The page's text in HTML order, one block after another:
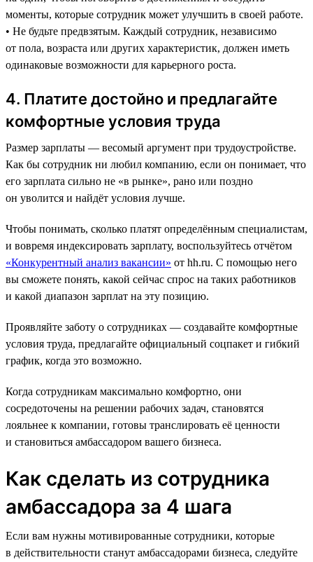
моменты, которые сотрудник может улучшить в своей работе.
• Не будьте предвзятым. Каждый сотрудник, независимо
от пола, возраста или других характеристик, должен иметь
одинаковые возможности для карьерного роста.
4. Платите достойно и предлагайте
комфортные условия труда
Размер зарплаты — весомый аргумент при трудоустройстве.
Как бы сотрудник ни любил компанию, если он понимает, что
его зарплата сильно не «в рынке», рано или поздно
он уволится и найдёт условия лучше.
Чтобы понимать, сколько платят определённым специалистам,
и вовремя индексировать зарплату, воспользуйтесь отчётом
«Конкурентный анализ вакансии» от hh.ru. С помощью него
вы сможете понять, какой сейчас спрос на таких работников
и какой диапазон зарплат на эту позицию.
Проявляйте заботу о сотрудниках — создавайте комфортные
условия труда, предлагайте официальный соцпакет и гибкий
график, когда это возможно.
Когда сотрудникам максимально комфортно, они
сосредоточены на решении рабочих задач, становятся
лояльнее к компании, готовы транслировать её ценности
и становиться амбассадором вашего бизнеса.
Как сделать из сотрудника
амбассадора за 4 шага
Если вам нужны мотивированные сотрудники, которые
в действительности станут амбассадорами бизнеса, следуйте